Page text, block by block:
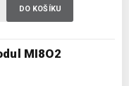
MI8O2
DO KOŠÍKU